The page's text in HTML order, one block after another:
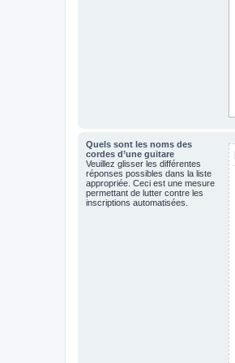
Quels sont les noms des
cordes d’une guitare
Veuillez glisser les différentes
réponses possibles dans la liste
appropriée. Ceci est une mesure
permettant de lutter contre les
inscriptions automatisées.